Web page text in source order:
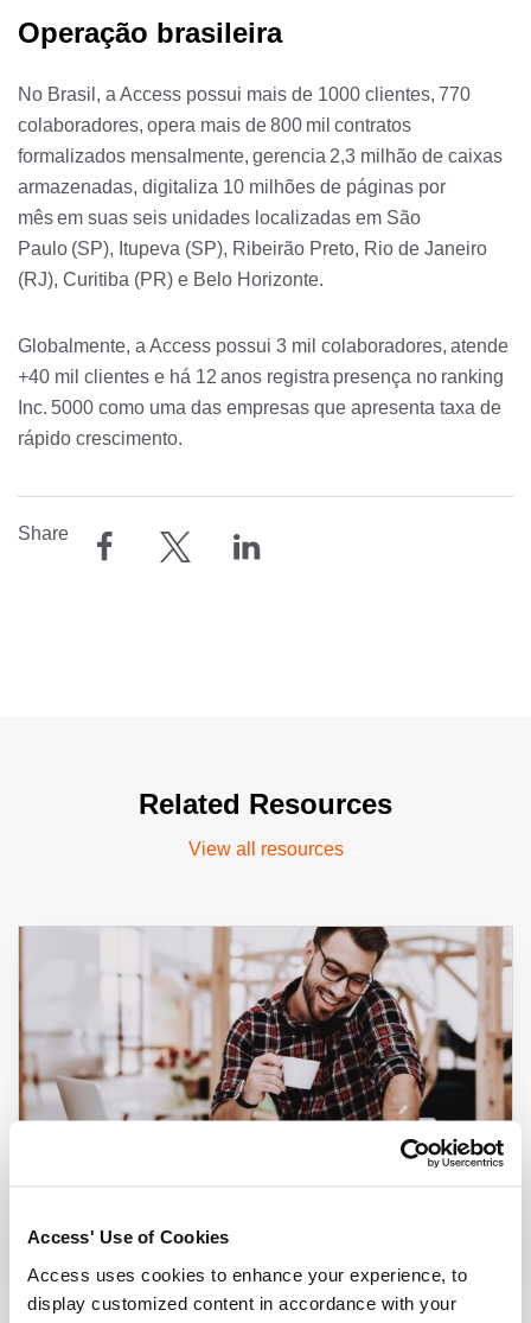
Access' Use of Cookies
Access uses cookies to enhance your experience, to
display customized content in accordance with your
Share
Operação brasileira
No Brasil, a Access possui mais de 1000 clientes, 770
colaboradores, opera mais de 800 mil contratos
formalizados mensalmente, gerencia 2,3 milhão de caixas
armazenadas, digitaliza 10 milhões de páginas por
mês em suas seis unidades localizadas em São
Paulo (SP), Itupeva (SP), Ribeirão Preto, Rio de Janeiro
(RJ), Curitiba (PR) e Belo Horizonte.
Globalmente, a Access possui 3 mil colaboradores, atende
+40 mil clientes e há 12 anos registra presença no ranking
Inc. 5000 como uma das empresas que apresenta taxa de
rápido crescimento.
Related Resources
View all resources
Blog 2 min read